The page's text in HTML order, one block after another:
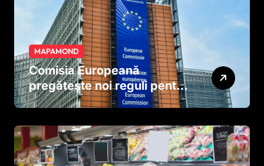
MAPAMOND
Comisia Europeană
pregătește noi reguli pentru
tutun și țigările electronice